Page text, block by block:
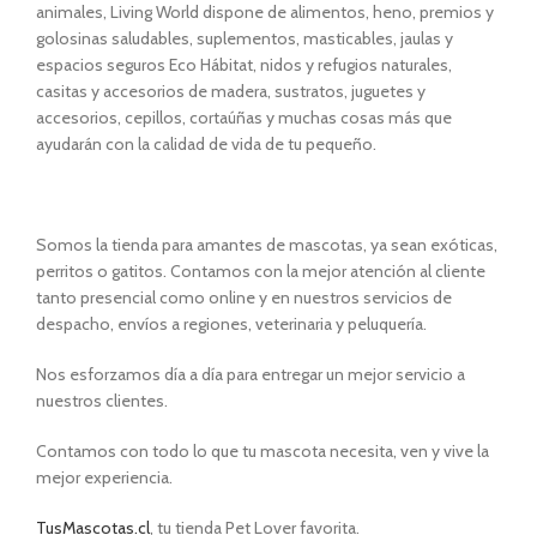
animales, Living World dispone de alimentos, heno, premios y
golosinas saludables, suplementos, masticables, jaulas y
espacios seguros Eco Hábitat, nidos y refugios naturales,
casitas y accesorios de madera, sustratos, juguetes y
accesorios, cepillos, cortaúñas y muchas cosas más que
ayudarán con la calidad de vida de tu pequeño.
Somos la tienda para amantes de mascotas, ya sean exóticas,
perritos o gatitos. Contamos con la mejor atención al cliente
tanto presencial como online y en nuestros servicios de
despacho, envíos a regiones, veterinaria y peluquería.
Nos esforzamos día a día para entregar un mejor servicio a
nuestros clientes.
Contamos con todo lo que tu mascota necesita, ven y vive la
mejor experiencia.
TusMascotas.cl, tu tienda Pet Lover favorita.